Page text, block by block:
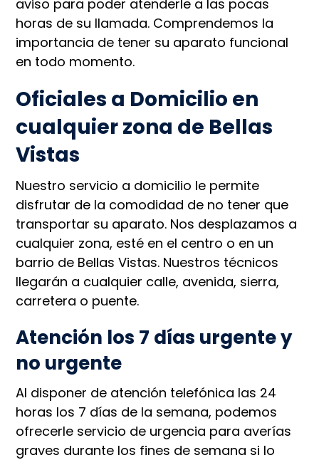
aviso para poder atenderle a las pocas
horas de su llamada. Comprendemos la
importancia de tener su aparato funcional
en todo momento.
Oficiales a Domicilio en
cualquier zona de Bellas
Vistas
Nuestro servicio a domicilio le permite
disfrutar de la comodidad de no tener que
transportar su aparato. Nos desplazamos a
cualquier zona, esté en el centro o en un
barrio de Bellas Vistas. Nuestros técnicos
llegarán a cualquier calle, avenida, sierra,
carretera o puente.
Atención los 7 días urgente y
no urgente
Al disponer de atención telefónica las 24
horas los 7 días de la semana, podemos
ofrecerle servicio de urgencia para averías
graves durante los fines de semana si lo